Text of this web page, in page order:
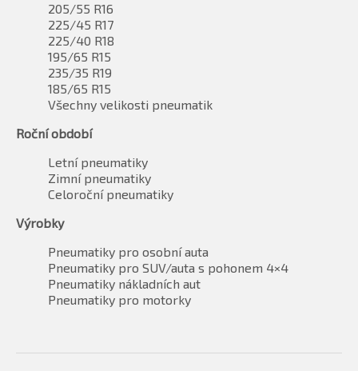
205/55 R16
225/45 R17
225/40 R18
195/65 R15
235/35 R19
185/65 R15
Všechny velikosti pneumatik
Roční období
Letní pneumatiky
Zimní pneumatiky
Celoroční pneumatiky
Výrobky
Pneumatiky pro osobní auta
Pneumatiky pro SUV/auta s pohonem 4×4
Pneumatiky nákladních aut
Pneumatiky pro motorky